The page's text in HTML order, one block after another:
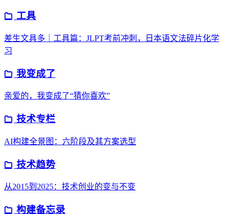
工具
差生文具多｜工具篇：JLPT考前冲刺，日本语文法碎片化学
习
我变成了
亲爱的，我变成了“猜你喜欢”
技术专栏
AI构建全景图：六阶段及其方案选型
技术趋势
从2015到2025：技术创业的变与不变
构建备忘录